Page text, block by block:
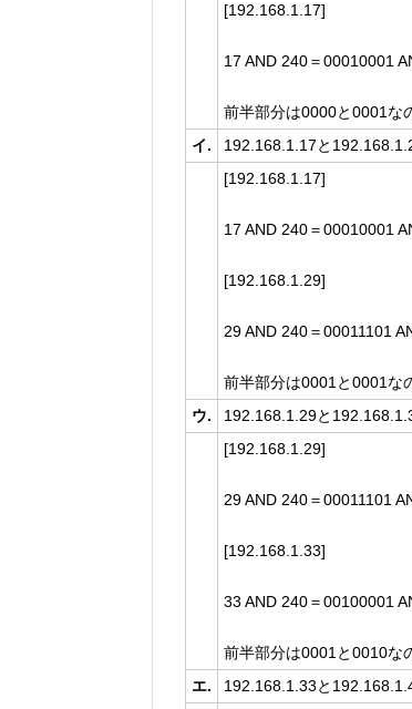
[192.168.1.17]
17 AND 240＝00010001
前半部分は0000と0001な
イ.
192.168.1.17と
[192.168.1.17]
17 AND 240＝00010001
[192.168.1.29]
29 AND 240＝00011101
前半部分は0001と0001な
ウ.
192.168.1.29と
[192.168.1.29]
29 AND 240＝00011101
[192.168.1.33]
33 AND 240＝00100001
前半部分は0001と0010な
エ.
192.168.1.33と